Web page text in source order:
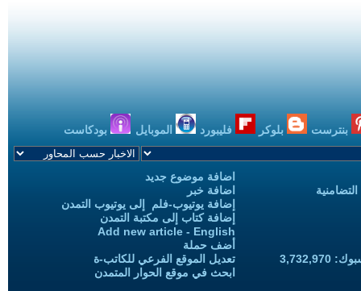
بنترست بلوكر فليبورد الموبايل بودكاست
اضافة موضوع جديد
اضافة خبر
إضافة يوتيوب-فلم إلى يوتيوب التمدن
إضافة كتاب إلى مكتبة التمدن
Add new article - English
أضف حملة
تعديل الموقع الفرعي للكاتب-ة
ابحث في موقع الحوار المتمدن